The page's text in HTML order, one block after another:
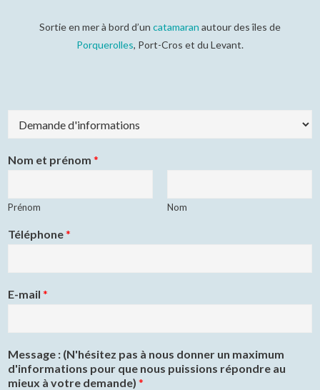
Sortie en mer à bord d’un catamaran autour des îles de
Porquerolles, Port-Cros et du Levant.
e
d
d
m
a
d
e
*
Nom et prénom *
Prénom Nom
Téléphone*
E-mail *
Message : (N'hésitez pas à nous donner un maximum
d'informations pour que nous puissions répondre au
mieux à votre demande) *